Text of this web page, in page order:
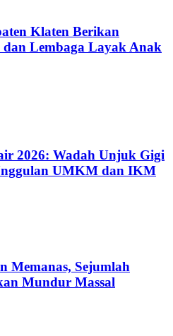
Klaten Berikan
dan Lembaga Layak Anak
2026: Wadah Unjuk Gigi
UMKM dan IKM
Memanas, Sejumlah
Mundur Massal